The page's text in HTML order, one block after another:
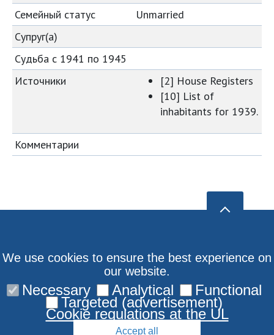
Семейный статус
Unmarried
Супруг(а)
Судьба с 1941 по 1945
Источники
[2] House Registers
[10] List of
inhabitants for 1939.
Комментарии
We use cookies to ensure the best experience on
our website.
Necessary Analytical Functional
Targeted (advertisement)
Cookie regulations at the UL
Accept all